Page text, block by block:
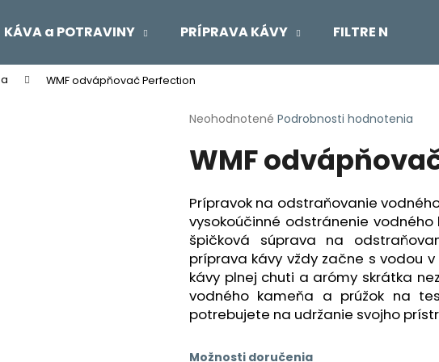
KÁVA a POTRAVINY PRÍPRAVA KÁVY FILTRE NA VODU
WMF odvápňovač Perfection
Priemerné
produktu
je
z
5
hviezdičiek.
Neohodnotené Podrobnosti hodnotenia
WMF
Prípravok na odstraňovanie
vysokoúčinné odstránenie
špičková súprava na
príprava kávy vždy začne s vodou
kávy plnej chuti a arómy skrátka
vodného kameňa a prúžok na
potrebujete na udržanie svojho
Možnosti doručenia
Čo potrebujete nájsť?
HĽADAŤ